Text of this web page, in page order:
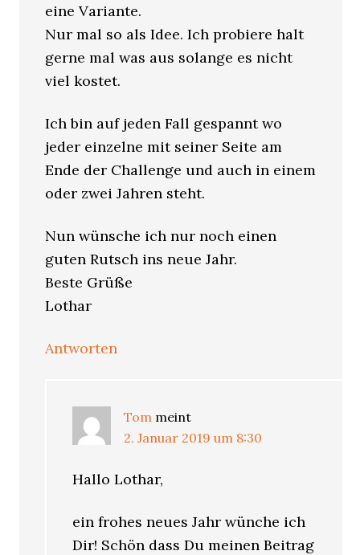
eine Variante.
Nur mal so als Idee. Ich probiere halt
gerne mal was aus solange es nicht
viel kostet.
Ich bin auf jeden Fall gespannt wo
jeder einzelne mit seiner Seite am
Ende der Challenge und auch in einem
oder zwei Jahren steht.
Nun wünsche ich nur noch einen
guten Rutsch ins neue Jahr.
Beste Grüße
Lothar
Antworten
Tom meint
2. Januar 2019 um 8:30
Hallo Lothar,
ein frohes neues Jahr wünche ich
Dir! Schön dass Du meinen Beitrag